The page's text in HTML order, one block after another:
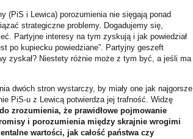
(PiS i Lewica) porozumienia nie sięgają ponad
strategiczne problemy. Dogadujemy się,
Partyjne interesy na tym zyskują i jak powiedział
po kupiecku powiedziane”. Partyjny geszeft
zyskał? Niestety różnie może z tym być, a jeśli ma
dwóch stron wystarczy, by miały one jak najgorsze
PiS-u z Lewicą potwierdza jej trafność. Widzę
zrozumienia, że prawidłowe pojmowanie
i porozumienia między skrajnie wrogimi
wartości, jak całość państwa czy